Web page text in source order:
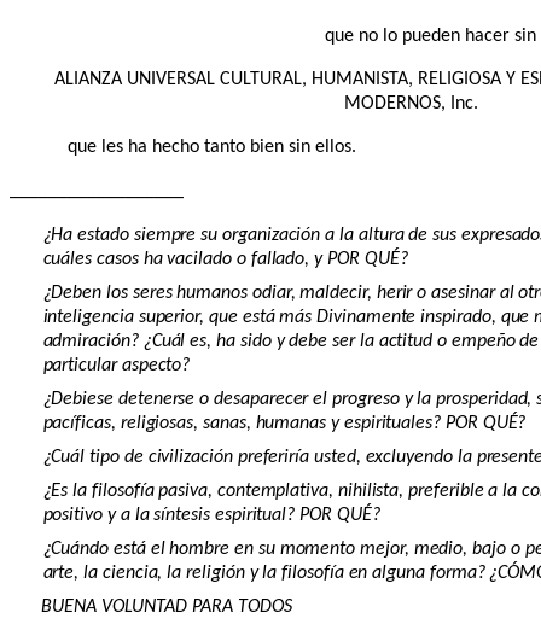
que no lo pueden hacer sin
ALIANZA UNIVERSAL CULTURAL, HUMANISTA, RELIGIOSA Y
MODERNOS, Inc.
que les ha hecho tanto bien sin ellos.
¿Ha estado siempre su organización a la altura de sus
cuáles casos ha vacilado o fallado, y POR QUÉ?
¿Deben los seres humanos odiar, maldecir, herir o asesinar al
inteligencia superior, que está más Divinamente inspirado, que
admiración? ¿Cuál es, ha sido y debe ser la actitud o empeño
particular aspecto?
¿Debiese detenerse o desaparecer el progreso y la
pacíficas, religiosas, sanas, humanas y espirituales? POR QUÉ?
¿Cuál tipo de civilización preferiría usted, excluyendo la
¿Es la filosofía pasiva, contemplativa, nihilista, preferible a la
positivo y a la síntesis espiritual? POR QUÉ?
¿Cuándo está el hombre en su momento mejor, medio, bajo o
arte, la ciencia, la religión y la filosofía en alguna forma?
BUENA VOLUNTAD PARA TODOS